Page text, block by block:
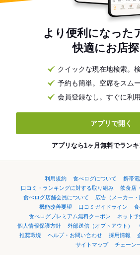
より便利になった
快適にお店
クイックな現在地検索。
予約も簡単。空席をスム
会員登録なし。すぐに利
アプリで開く
アプリなら1ヶ月無料でランキ
利用規約 食べログについて
携帯
口コミ・ランキングに対する取り組み
飲食店
食べログ店舗会員について
広告（メーカー
機能改善要望
口コミガイドライン
食べログプレミアム無料クーポン
ネット予
個人情報保護方針
外部送信（オプトアウト）
推奨環境
ヘルプ・お問い合わせ 採用情報
サイトマップ
チェーン